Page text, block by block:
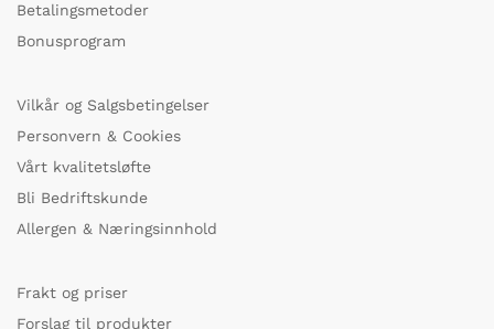
Betalingsmetoder
Bonusprogram
Vilkår og Salgsbetingelser
Personvern & Cookies
Vårt kvalitetsløfte
Bli Bedriftskunde
Allergen & Næringsinnhold
Frakt og priser
Forslag til produkter